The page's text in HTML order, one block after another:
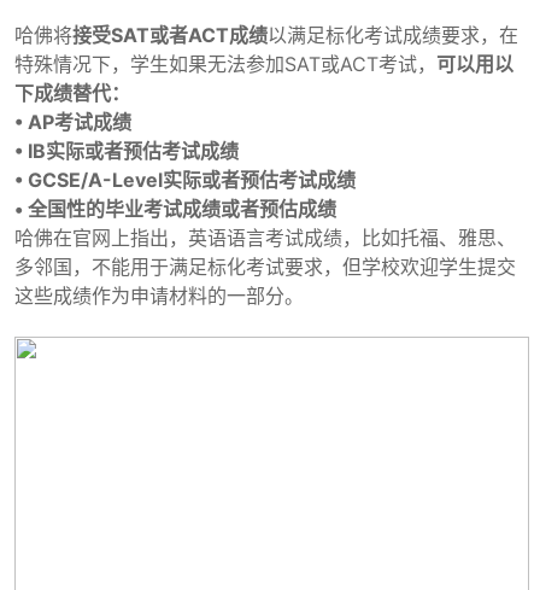
哈佛将接受SAT或者ACT成绩以满足标化考试成绩要求，在
特殊情况下，学生如果无法参加SAT或ACT考试， 可以用以
下成绩替代：
• AP考试成绩
• IB实际或者预估考试成绩
• GCSE/A-Level实际或者预估考试成绩
• 全国性的毕业考试成绩或者预估成绩
哈佛在官网上指出，英语语言考试成绩，比如托福、雅思、
多邻国，不能用于满足标化考试要求，但学校欢迎学生提交
这些成绩作为申请材料的一部分。